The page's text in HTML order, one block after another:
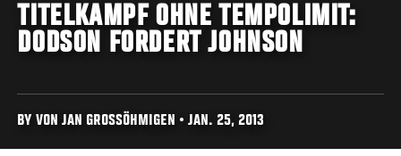
TITELKAMPF OHNE TEMPOLIMIT:
DODSON FORDERT JOHNSON
BY VON JAN GROSSÖHMIGEN • JAN. 25, 2013